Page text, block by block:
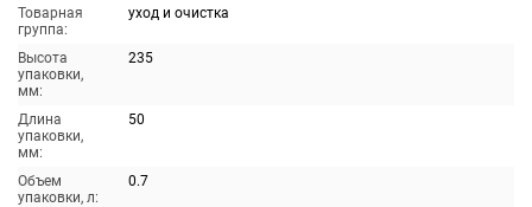
Товарная
группа:
уход и очистка
Высота
упаковки,
мм:
235
Длина
упаковки,
мм:
50
Объем
упаковки, л:
0.7